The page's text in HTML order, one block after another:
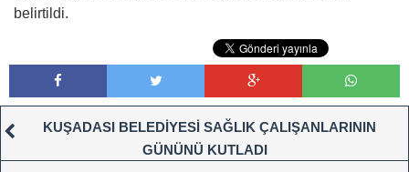
belirtildi.
KUŞADASI BELEDİYESİ SAĞLIK ÇALIŞANLARININ
GÜNÜNÜ KUTLADI